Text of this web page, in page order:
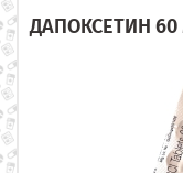
ДАПОКСЕТИН 60